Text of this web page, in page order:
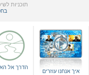
תוכניות
איך אנחנו עוזרים
הדרך אל